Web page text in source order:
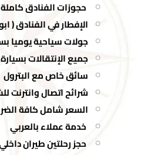
حجوزات الفنادق كاملة
الإفطار في الفنادق (
جولات سياحية يوميا
جميع الإنتقالات
سائق خاص مع البترول
شرائح اتصال وانترنت
السعر شامل كافة
خدمة عملاء بالعربي
حجز رحلتين طيران